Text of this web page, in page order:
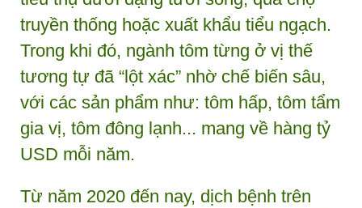
truyền thống hoặc xuất khẩu tiểu ngạch.
Trong khi đó, ngành tôm từng ở vị thế
tương tự đã “lột xác” nhờ chế biến sâu,
với các sản phẩm như: tôm hấp, tôm tẩm
gia vị, tôm đông lạnh... mang về hàng tỷ
USD mỗi năm.
Từ năm 2020 đến nay, dịch bệnh trên